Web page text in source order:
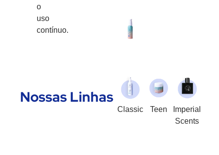
o
uso
contínuo.
Nossas Linhas
Classic Teen
Imperial
Scents